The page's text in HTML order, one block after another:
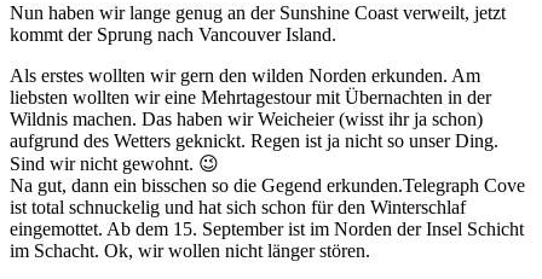
Nun haben wir lange genug an der Sunshine Coast verweilt, jetzt
kommt der Sprung nach Vancouver Island.
Als erstes wollten wir gern den wilden Norden erkunden. Am
liebsten wollten wir eine Mehrtagestour mit Übernachten in der
Wildnis machen. Das haben wir Weicheier (wisst ihr ja schon)
aufgrund des Wetters geknickt. Regen ist ja nicht so unser Ding.
Sind wir nicht gewohnt. 😉
Na gut, dann ein bisschen so die Gegend erkunden.Telegraph Cove
ist total schnuckelig und hat sich schon für den Winterschlaf
eingemottet. Ab dem 15. September ist im Norden der Insel Schicht
im Schacht. Ok, wir wollen nicht länger stören.